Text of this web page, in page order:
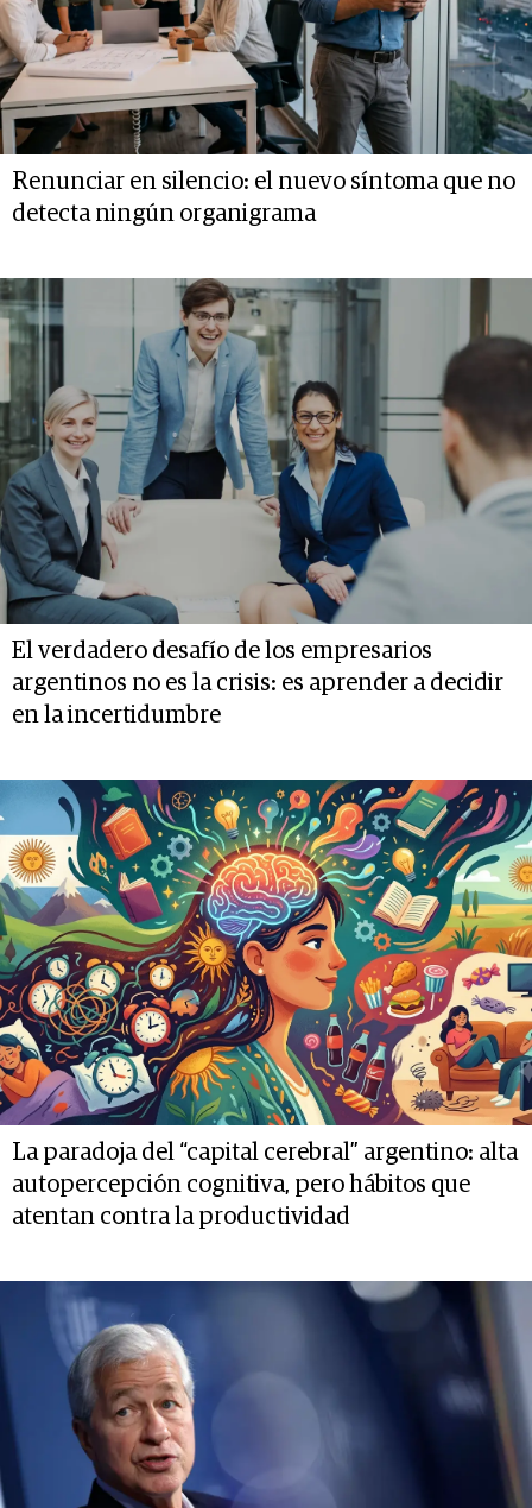
Renunciar en silencio: el nuevo síntoma que no
detecta ningún organigrama
El verdadero desafío de los empresarios
argentinos no es la crisis: es aprender a decidir
en la incertidumbre
La paradoja del “capital cerebral” argentino: alta
autopercepción cognitiva, pero hábitos que
atentan contra la productividad